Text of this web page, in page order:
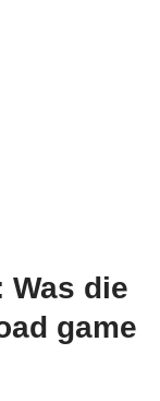
Was die
game